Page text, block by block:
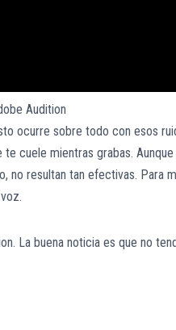
ocurre sobre todo con esos
cuele mientras grabas.
no resultan tan efectivas. Para
La buena noticia es que no